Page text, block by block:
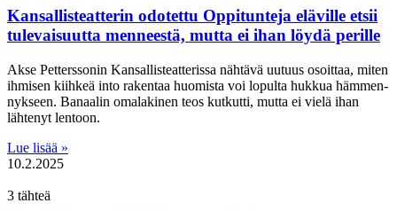
Kansallisteatterin odotettu Oppitunteja eläville etsii
tulevaisuutta menneestä, mutta ei ihan löydä perille
Akse Petterssonin Kansallisteatterissa nähtävä uutuus osoittaa, miten
ihmisen kiihkeä into rakentaa huomista voi lopulta hukkua hämmen­
nykseen. Banaalin omalakinen teos kutkutti, mutta ei vielä ihan
lähtenyt lentoon.
Lue lisää »
10.2.2025
3 tähteä